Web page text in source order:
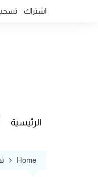
اشتراك
الرئيسية
Home